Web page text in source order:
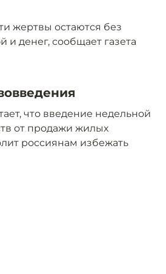
жертвы остаются без
и денег, сообщает газета
что введение недельной
от продажи жилых
россиянам избежать